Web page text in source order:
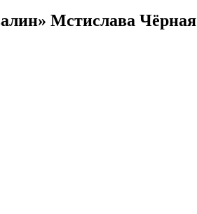
Мстислава Чёрная